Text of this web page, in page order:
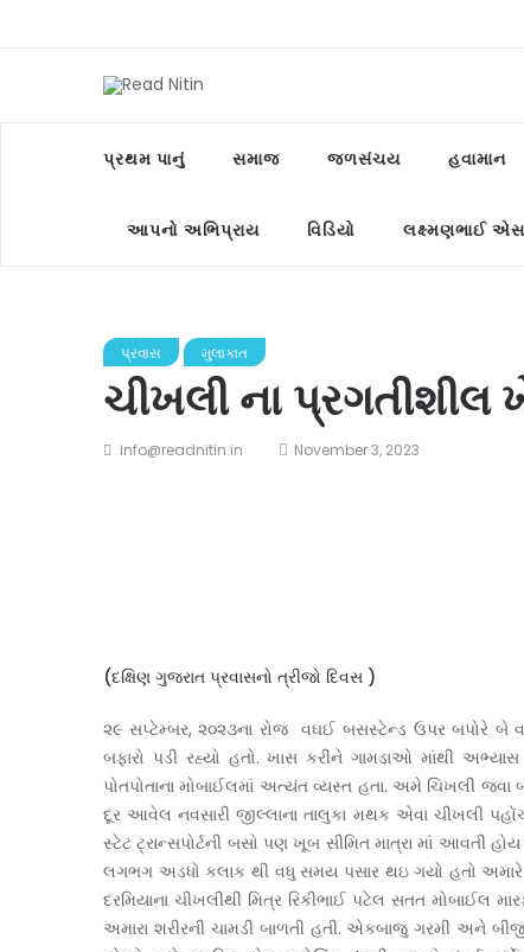
પ્રથમ પાનું સમાજ જળસંચય હવામાન
આપનો અભિપ્રાય વિડિયો લક્ષ્મણભાઈ
પ્રવાસ મુલાકાત
ચીખલી ના પ્રગતીશીલ
info@readnitin.in November 3, 2023
(દક્ષિણ ગુજરાત પ્રવાસનો ત્રીજો દિવસ )
૨૯ સપ્ટેમ્બર, ૨૦૨૩ના રોજ વઘઈ બસસ્ટેન્ડ ઉપર બપોરે બે
બફારો પડી રહ્યો હતો. ખાસ કરીને ગામડાઓ માંથી
પોતપોતાના મોબાઈલમાં અત્યંત વ્યસ્ત હતા. અમે ચિખલી
દૂર આવેલ નવસારી જીલ્લાના તાલુકા મથક એવા ચીખલી
સ્ટેટ ટ્રાન્સપોર્ટની બસો પણ ખૂબ સીમિત માત્રા માં આવતી
લગભગ અડધો કલાક થી વધુ સમય પસાર થઇ ગયો હતો અમારે
દરમિયાના ચીખલીથી મિત્ર રિકીભાઈ પટેલ સતત મોબાઈલ
અમારા શરીરની ચામડી બાળતી હતી. એકબાજુ ગરમી અને